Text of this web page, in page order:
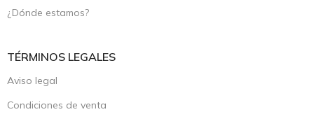
¿Dónde estamos?
TÉRMINOS LEGALES
Aviso legal
Condiciones de venta